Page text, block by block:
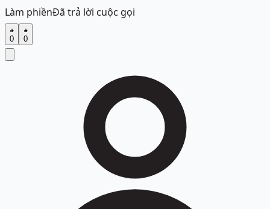
Làm phiềnĐã trả lời cuộc gọi
0 0